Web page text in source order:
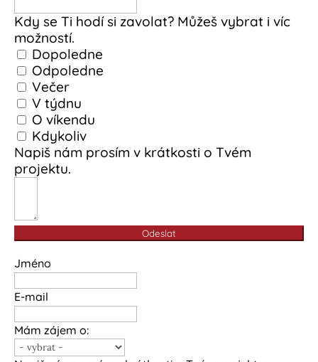
Kdy se Ti hodí si zavolat? Můžeš vybrat i víc
možností.
Dopoledne
Odpoledne
Večer
V týdnu
O víkendu
Kdykoliv
Napiš nám prosím v krátkosti o Tvém
projektu.
Odeslat
Jméno
E-mail
Mám zájem o: